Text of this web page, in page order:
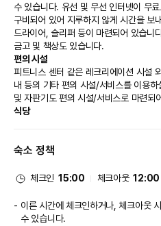
수 있습니다. 유선 및 무선 인터넷이 무
구비되어 있어 지루하지 않게 시간을 보
드라이어, 슬리퍼 등이 마련되어 있습니
금고 및 책상도 있습니다.
편의 시설
피트니스 센터 같은 레크리에이션 시설
내 등의 기타 편의 시설/서비스를 이용
및 자판기도 편의 시설/서비스로 마련되
식당
06:30 ~ 10:00에 유료로 제공됩니다.
대표적인 편의 시설과 서비스로는 무료
숙소 정책
체크인 15:00 체크아웃 12:00
이른 시간에 체크인하거나, 체크아웃
수 있습니다.